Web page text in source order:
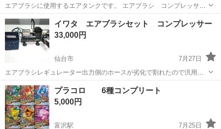
エアブラシに使用するエアタンクです。 エアブラシ コンプレッサー
＆ガンセット二種類出品中です。
宮城 仙台市 模型、プラモデル
イワタ エアブラシセット コンプレッサー
33,000円
仙台市
7月27日
エアブラシレギュレーター出力側のホースが劣化で割れたので汎用品
やホームセンター等で調達して交換が必要です。
宮城 仙台市 模型、プラモデル
プラコロ 6種コンプリート
5,000円
富沢駅
7月25日